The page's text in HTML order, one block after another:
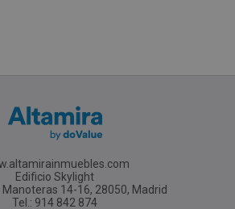
Edificio Skylight
14-16, 28050, Madrid
Tel.: 914 842 874